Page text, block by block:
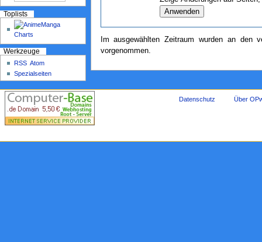
Im ausgewählten Zeitraum wurden an den
vorgenommen.
Toplists
Werkzeuge
RSS Atom
Spezialseiten
Datenschutz Über